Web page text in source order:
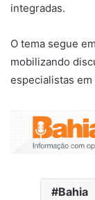
integradas.
O tema segue
mobilizando
especialistas
Bahia